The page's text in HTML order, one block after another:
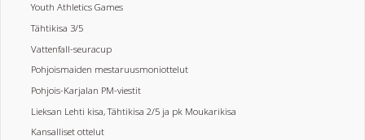
Youth Athletics Games
Tähtikisa 3/5
Vattenfall-seuracup
Pohjoismaiden mestaruusmoniottelut
Pohjois-Karjalan PM-viestit
Lieksan Lehti kisa, Tähtikisa 2/5 ja pk Moukarikisa
Kansalliset ottelut